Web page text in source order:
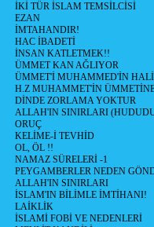
İKİ TÜR İSLAM TEMSİLCİSİ
EZAN
İMTAHANDIR!
HAC İBADETİ
İNSAN KATLETMEK!!
ÜMMET KAN AĞLIYOR
ÜMMET'İ MUHAMMED'İN
H.Z MUHAMMET'İN
DİNDE ZORLAMA YOKTUR
ALLAH'IN SINIRLARI
ORUÇ
KELİME-İ TEVHİD
OL, ÖL !!
NAMAZ SÜRELERİ -1
PEYGAMBERLER NEDEN
ALLAH'IN SINIRLARI
İSLAM'IN BİLİMLE İMTİHANI!
LAİKLİK
İSLAMİ FOBİ VE NEDENLERİ